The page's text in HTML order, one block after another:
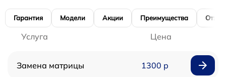
Гарантия Модели Акции Преимущества
Услуга Цена
Замена матрицы 1300 р